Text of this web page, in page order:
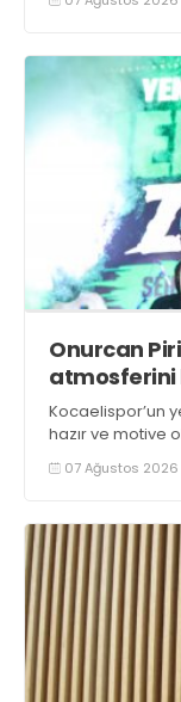
Onurcan
atmosferini
Kocaelispor’un
hazır ve motive
07 Ağustos